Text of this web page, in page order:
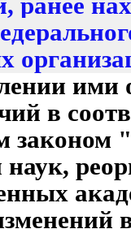
ими
в
законом